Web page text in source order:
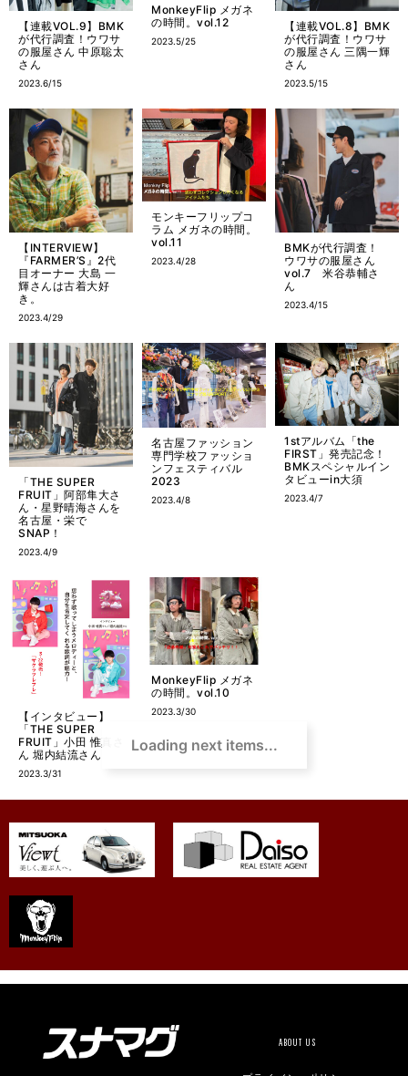
【連載VOL.9】BMK
が代行調査！ウワサ
の服屋さん 中原聡太
さん
2023.6/15
MonkeyFlip メガネ
の時間。vol.12
2023.5/25
【連載VOL.8】BMK
が代行調査！ウワサ
の服屋さん 三隅一輝
さん
2023.5/15
【INTERVIEW】
『FARMER’S』2代
目オーナー 大島 一
輝さんは古着大好
き。
2023.4/29
モンキーフリップコ
ラム メガネの時間。
vol.11
2023.4/28
BMKが代行調査！
ウワサの服屋さん
vol.7 米谷恭輔さ
ん
2023.4/15
「THE SUPER
FRUIT」阿部隼大さ
ん・星野晴海さんを
名古屋・栄で
SNAP！
2023.4/9
名古屋ファッション
専門学校ファッショ
ンフェスティバル
2023
2023.4/8
1stアルバム「the
FIRST」発売記念！
BMKスペシャルイン
タビューin大須
2023.4/7
【インタビュー】
「THE SUPER
FRUIT」小田 惟真さ
ん 堀内結流さん
2023.3/31
MonkeyFlip メガネ
の時間。vol.10
2023.3/30
Loading next items...
ABOUT US